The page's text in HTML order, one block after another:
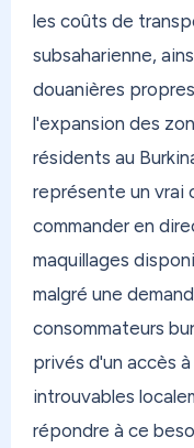
avec des options
Et si vous avez
proche — famille,
l'envie de faire la
dépose
avancer un
DOM, vous
rapide, sans
selon vos
prioritaire avec
de perte ?
les coûts de
subsaharienne,
douanières
l'expansion des
résidents au
représente un vrai
commander en
maquillages
malgré une
consommateurs
privés d'un accès
introuvables
répondre à ce